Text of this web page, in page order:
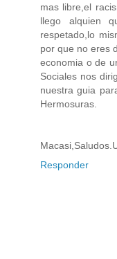
mas libre,el
llego alquien
respetado,lo
por que no eres
economia o de
Sociales nos
nuestra guia
Hermosuras.
Responder